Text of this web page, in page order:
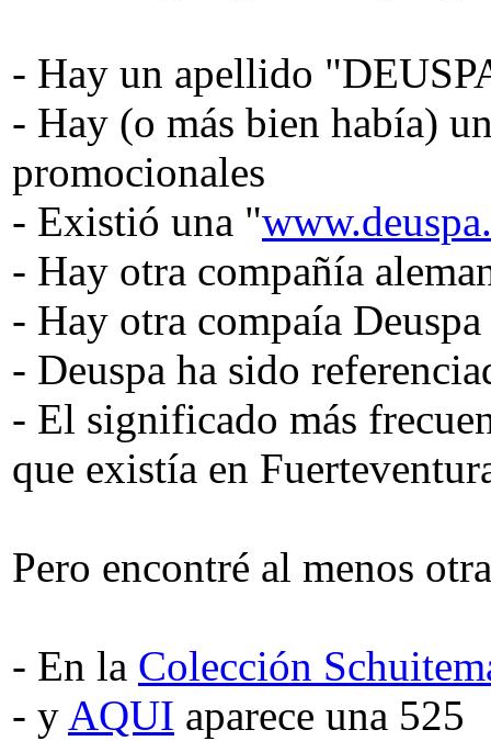
- Hay un apellido
- Hay (o más bien había)
promocionales
- Existió una "
- Hay otra compañía
- Hay otra compaía
- Deuspa ha sido
- El significado más
que existía en
Pero encontré al menos
- En la Colección
- y AQUI aparece una 525